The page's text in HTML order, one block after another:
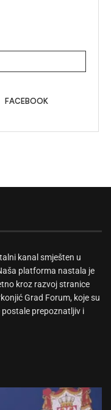
FACEBOOK
kanal smješten u
platforma nastala je
kroz razvoj stranice
Grad Forum, koje su
prepoznatljiv i